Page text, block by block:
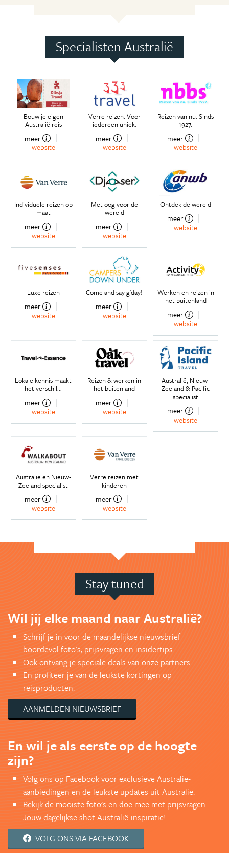
Specialisten Australië
Bouw je eigen
Australië reis
meer
website
Verre reizen. Voor
iedereen uniek.
meer
website
Reizen van nu. Sinds
1927.
meer
website
Individuele reizen op
maat
meer
website
Met oog voor de
wereld
meer
website
Ontdek de wereld
meer
website
Luxe reizen
meer
website
Come and say g'day!
meer
website
Werken en reizen in
het buitenland
meer
website
Lokale kennis maakt
het verschil...
meer
website
Reizen & werken in
het buitenland
meer
website
Australië, Nieuw-
Zeeland & Pacific
specialist
meer
website
Australië en Nieuw-
Zeeland specialist
meer
website
Verre reizen met
kinderen
meer
website
Stay tuned
Wil jij elke maand naar Australië?
Schrijf je in voor de maandelijkse nieuwsbrief
boordevol foto's, prijsvragen en insidertips.
Ook ontvang je speciale deals van onze partners.
En profiteer je van de leukste kortingen op
reisproducten.
AANMELDEN NIEUWSBRIEF
En wil je als eerste op de hoogte
zijn?
Volg ons op Facebook voor exclusieve Australië-
aanbiedingen en de leukste updates uit Australië.
Bekijk de mooiste foto's en doe mee met prijsvragen.
Jouw dagelijkse shot Australië-inspiratie!
VOLG ONS VIA FACEBOOK